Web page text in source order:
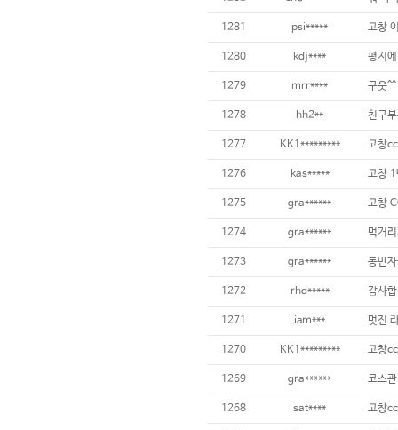
1281 psi***** 고창
1280 kdj****
1279 mrr**** 구웃^^
1278 hh2** 친구
1277 KK1********* 고창
1276 kas***** 고창
1275 gra****** 고창
1274 gra******
1273 gra****** 동반
1272 rhd***** 감사
1271 iam*** 멋진
1270 KK1********* 고창
1269 gra******
1268 sat**** 고창